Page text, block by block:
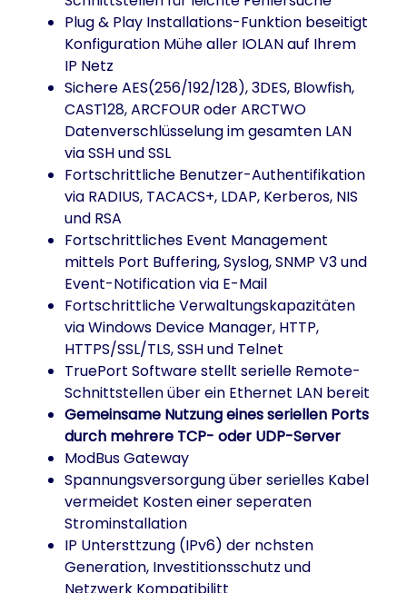
Plug & Play Installations-Funktion beseitigt
Konfiguration Mühe aller IOLAN auf Ihrem
IP Netz
Sichere AES(256/192/128), 3DES, Blowfish,
CAST128, ARCFOUR oder ARCTWO
Datenverschlüsselung im gesamten LAN
via SSH und SSL
Fortschrittliche Benutzer-Authentifikation
via RADIUS, TACACS+, LDAP, Kerberos, NIS
und RSA
Fortschrittliches Event Management
mittels Port Buffering, Syslog, SNMP V3 und
Event-Notification via E-Mail
Fortschrittliche Verwaltungskapazitäten
via Windows Device Manager, HTTP,
HTTPS/SSL/TLS, SSH und Telnet
TruePort Software stellt serielle Remote-
Schnittstellen über ein Ethernet LAN bereit
Gemeinsame Nutzung eines seriellen Ports
durch mehrere TCP- oder UDP-Server
ModBus Gateway
Spannungsversorgung über serielles Kabel
vermeidet Kosten einer seperaten
Strominstallation
IP Untersttzung (IPv6) der nchsten
Generation, Investitionsschutz und